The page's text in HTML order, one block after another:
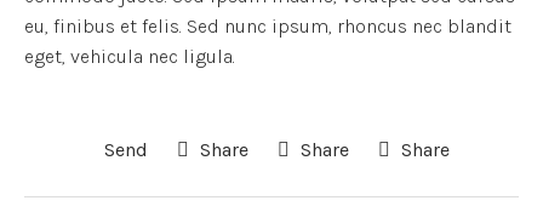
eu, finibus et felis. Sed nunc ipsum, rhoncus nec blandit
eget, vehicula nec ligula.
Send Share Share Share